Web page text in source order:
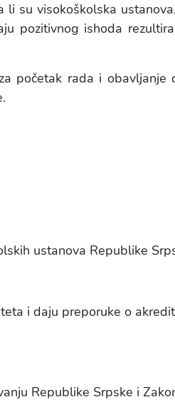
su visokoškolska
pozitivnog ishoda
početak rada i obavljanje
ustanova Republike
i daju preporuke o
Republike Srpske i